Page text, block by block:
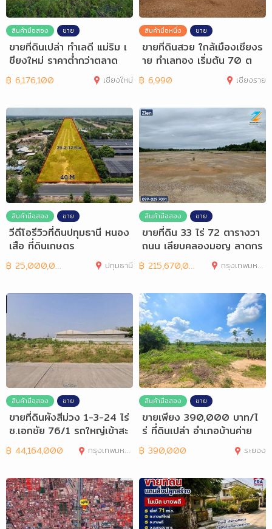
สินค้ามือสอง ขาย
ขายที่ดินเปล่า ทำเลดี แม่ริม เ
ชียงใหม่ ราคาต่ำกว่าตลาด
฿ 6,176,100 เชียงใหม่
สินค้ามือหนึ่ง ขาย
ขายที่ดินสวย ใกล้เมืองเชียงร
าย ทำเลทอง เริ่มต้น 70 ต
ร.ว
฿ 6,990 เชียงราย
สินค้ามือสอง ขาย
วีดีโอรีวิวที่ดินปทุมธานี หนอง
เสือ ที่ดินเกษตร
฿ 25,000,000 ปทุมธานี
สินค้ามือสอง ขาย
ขายที่ดิน 33 ไร่ 72 ตารางวา
ถนน เลียบคลองมอญ ลาดกร
ะบัง
฿ 215,670,000 กรุงเทพมหานคร
สินค้ามือสอง ขาย
ขายที่ดินผังสีม่วง 1-3-24 ไร่
ซ.เอกชัย 76/1 รถใหญ่เข้าสะ
ดวก
฿ 44,164,000 กรุงเทพมหานคร
สินค้ามือสอง ขาย
ขายเพียง 390,000 บาท/ไ
ร่ ที่ดินเปล่า อำเภอบ้านค่าย
฿ 390,000 ระยอง